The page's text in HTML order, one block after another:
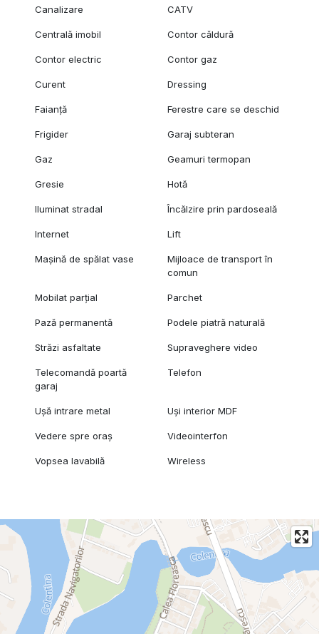
Canalizare CATV
Centrală imobil Contor căldură
Contor electric Contor gaz
Curent Dressing
Faianță Ferestre care se deschid
Frigider Garaj subteran
Gaz Geamuri termopan
Gresie Hotă
Iluminat stradal Încălzire prin pardoseală
Internet Lift
Mașină de spălat vase
Mijloace de transport în
comun
Mobilat parțial Parchet
Pază permanentă Podele piatră naturală
Străzi asfaltate Supraveghere video
Telecomandă poartă
garaj
Telefon
Ușă intrare metal Uși interior MDF
Vedere spre oraș Videointerfon
Vopsea lavabilă Wireless